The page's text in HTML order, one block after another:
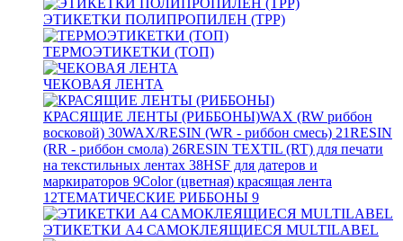
ЭТИКЕТКИ ПОЛИПРОПИЛЕН (TPP)
ТЕРМОЭТИКЕТКИ (ТОП)
ЧЕКОВАЯ ЛЕНТА
КРАСЯЩИЕ ЛЕНТЫ (РИББОНЫ)WAX (RW риббон
восковой) 30WAX/RESIN (WR - риббон смесь) 21RESIN
(RR - риббон смола) 26RESIN TEXTIL (RT) для печати
на текстильных лентах 38HSF для датеров и
маркираторов 9Color (цветная) красящая лента
12ТЕМАТИЧЕСКИЕ РИББОНЫ 9
ЭТИКЕТКИ А4 САМОКЛЕЯЩИЕСЯ MULTILABEL